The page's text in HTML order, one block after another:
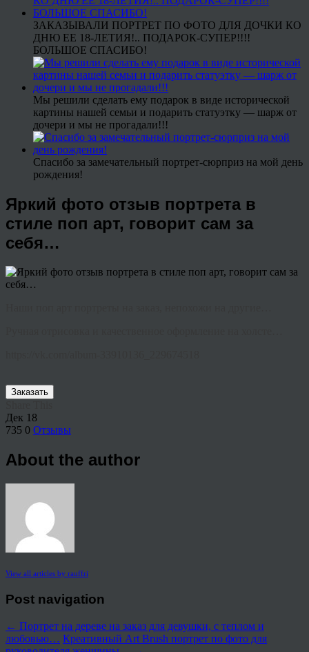
ЗАКАЗЫВАЛИ ПОРТРЕТ ПО ФОТО ДЛЯ ДОЧКИ КО
ДНЮ ЕЕ 18-ЛЕТИЯ!.. ПОДАРОК-СУПЕР!!!!
БОЛЬШОЕ СПАСИБО!
Мы решили сделать ему подарок в виде исторической
картины нашей семьи и подарить статуэтку — шарж от
дочери и мы не прогадали!!!
Спасибо за замечательный портрет-сюрприз на мой день
рождения!
Яркий фото отзыв портрета в
стиле поп арт, говорит сам за
себя…
Заказать
Дек 18
735 0 Отзывы
About the author
View all articles by rauffri
Post navigation
← Портрет на дереве на заказ для девушки, с теплом и
любовью… Креативный Art Brush портрет по фото для